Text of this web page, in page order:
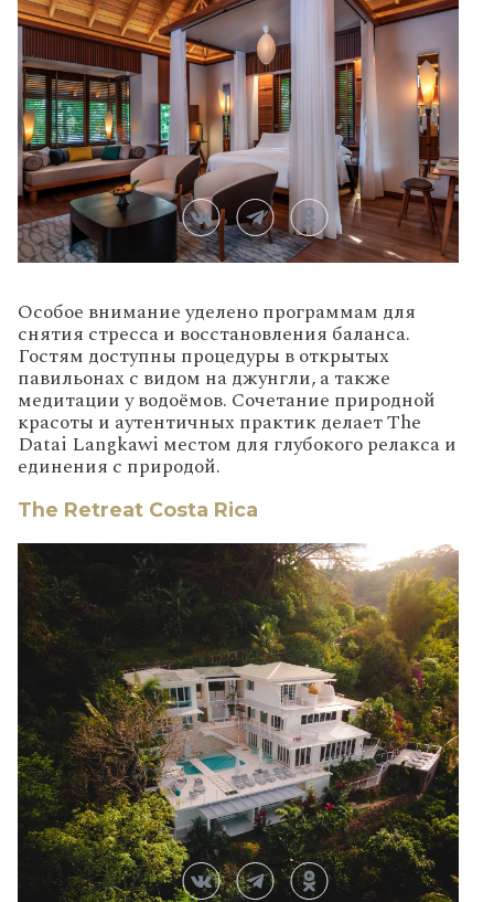
Особое внимание уделено программам для
снятия стресса и восстановления баланса.
Гостям доступны процедуры в открытых
павильонах с видом на джунгли, а также
медитации у водоёмов. Сочетание природной
красоты и аутентичных практик делает The
Datai Langkawi местом для глубокого релакса и
единения с природой.
The Retreat Costa Rica